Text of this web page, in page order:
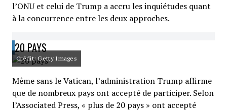
l’ONU et celui de Trump a accru les inquiétudes quant
à la concurrence entre les deux approches.
20 PAYS
Crédit: Getty Images
Même sans le Vatican, l’administration Trump affirme
que de nombreux pays ont accepté de participer. Selon
l’Associated Press, « plus de 20 pays » ont accepté